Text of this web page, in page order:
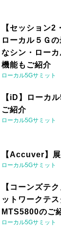
【セッション2
ローカル５Ｇ
なシン・ロー
機能もご紹介
ローカル5Gサミット
【iD】ローカ
ご紹介
ローカル5Gサミット
【Accuver】
ローカル5Gサミット
【コーンズテ
ットワークテ
MTS5800のご
ローカル5Gサミット